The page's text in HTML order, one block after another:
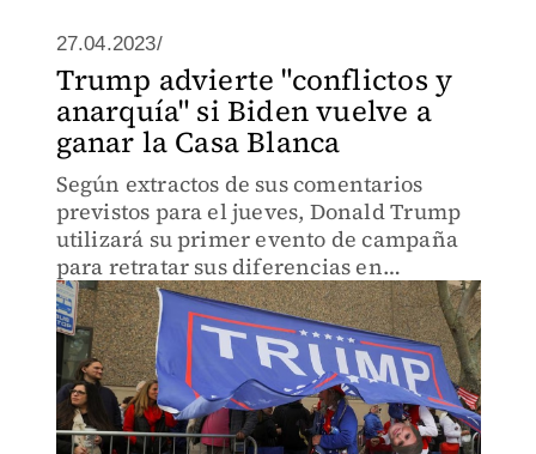
27.04.2023/
Trump advierte "conflictos y
anarquía" si Biden vuelve a
ganar la Casa Blanca
Según extractos de sus comentarios
previstos para el jueves, Donald Trump
utilizará su primer evento de campaña
para retratar sus diferencias en
términos crudos y apocalípticos.